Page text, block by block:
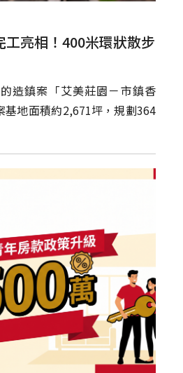
亮相！400米環狀散步
造鎮案「艾美莊園－市鎮香
基地面積約2,671坪，規劃364